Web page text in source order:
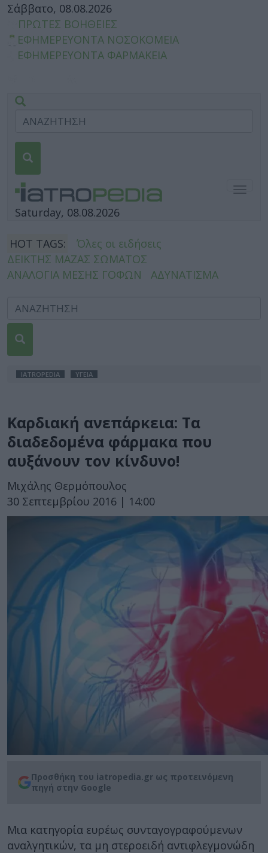
Σάββατο, 08.08.2026
ΠΡΩΤΕΣ ΒΟΗΘΕΙΕΣ
ΕΦΗΜΕΡΕΥΟΝΤΑ ΝΟΣΟΚΟΜΕΙΑ
ΕΦΗΜΕΡΕΥΟΝΤΑ ΦΑΡΜΑΚΕΙΑ
Saturday, 08.08.2026
HOT TAGS:
Όλες οι ειδήσεις
ΔΕΙΚΤΗΣ ΜΑΖΑΣ ΣΩΜΑΤΟΣ
ΑΝΑΛΟΓΙΑ ΜΕΣΗΣ ΓΟΦΩΝ
ΑΔΥΝΑΤΙΣΜΑ
IATROPEDIA ΥΓΕΙΑ
Καρδιακή ανεπάρκεια: Τα
διαδεδομένα φάρμακα που
αυξάνουν τον κίνδυνο!
Μιχάλης Θερμόπουλος
30 Σεπτεμβρίου 2016 | 14:00
Προσθήκη του iatropedia.gr ως προτεινόμενη
πηγή στην Google
Μια κατηγορία ευρέως συνταγογραφούμενων
αναλγητικών, τα μη στεροειδή αντιφλεγμονώδη